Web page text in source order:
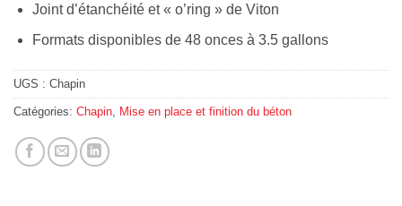
Joint d’étanchéité et « o’ring » de Viton
Formats disponibles de 48 onces à 3.5 gallons
UGS : Chapin
Catégories: Chapin, Mise en place et finition du béton